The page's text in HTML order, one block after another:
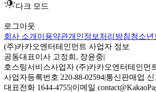
다크 모드
로그아웃
회사 소개 이용약관개인정보처리방침청소년
(주)카카오엔터테인먼트 사업자 정보
공동대표이사 고정희, 장윤중|
호스팅서비스사업자 (주)카카오엔터테인먼
사업자등록번호 220-88-02594|통신판매업
대표전화 1644-4755|이메일